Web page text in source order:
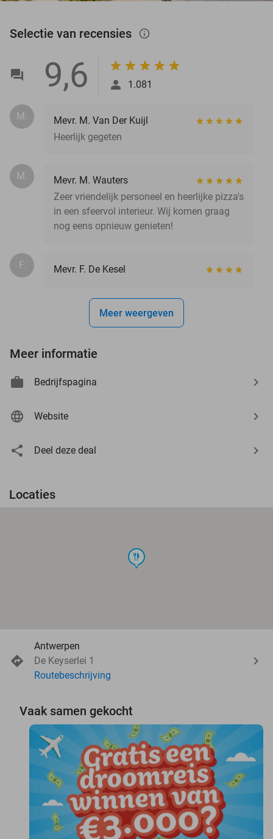
Selectie van recensies info_outlined
9,6 1.081
M.
Mevr. M. Van Der Kuijl
Heerlijk gegeten
M.
Mevr. M. Wauters
Zeer vriendelijk personeel en heerlijke pizza's
in een sfeervol interieur. Wij komen graag
nog eens opnieuw genieten!
F. Mevr. F. De Kesel
Meer weergeven
Meer informatie
Bedrijfspagina
Website
Deel deze deal
Locaties
food
Antwerpen
De Keyserlei 1
Routebeschrijving
Vaak samen gekocht